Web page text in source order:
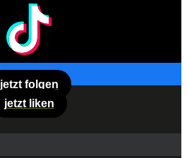
jetzt folgen
jetzt liken